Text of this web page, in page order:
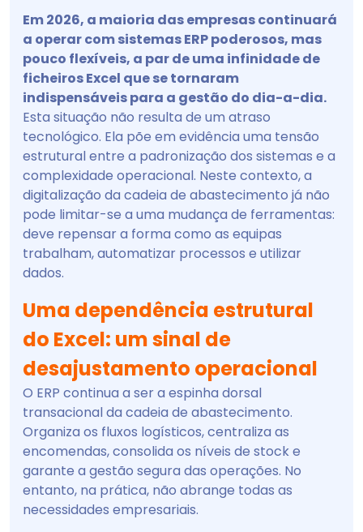
Em 2026, a maioria das empresas continuará
a operar com sistemas ERP poderosos, mas
pouco flexíveis, a par de uma infinidade de
ficheiros Excel que se tornaram
indispensáveis para a gestão do dia-a-dia.
Esta situação não resulta de um atraso
tecnológico. Ela põe em evidência uma tensão
estrutural entre a padronização dos sistemas e a
complexidade operacional. Neste contexto, a
digitalização da cadeia de abastecimento já não
pode limitar-se a uma mudança de ferramentas:
deve repensar a forma como as equipas
trabalham, automatizar processos e utilizar
dados.
Uma dependência estrutural
do Excel: um sinal de
desajustamento operacional
O ERP continua a ser a espinha dorsal
transacional da cadeia de abastecimento.
Organiza os fluxos logísticos, centraliza as
encomendas, consolida os níveis de stock e
garante a gestão segura das operações. No
entanto, na prática, não abrange todas as
necessidades empresariais.